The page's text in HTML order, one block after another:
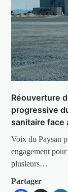
Réouverture
progressive
sanitaire face
Voix du Paysan
engagement
plusieurs…
Partager